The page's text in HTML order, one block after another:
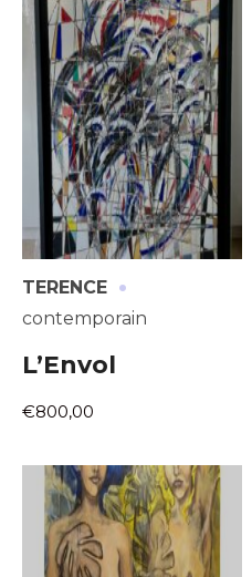
TERENCE ·
contemporain
L’Envol
€800,00